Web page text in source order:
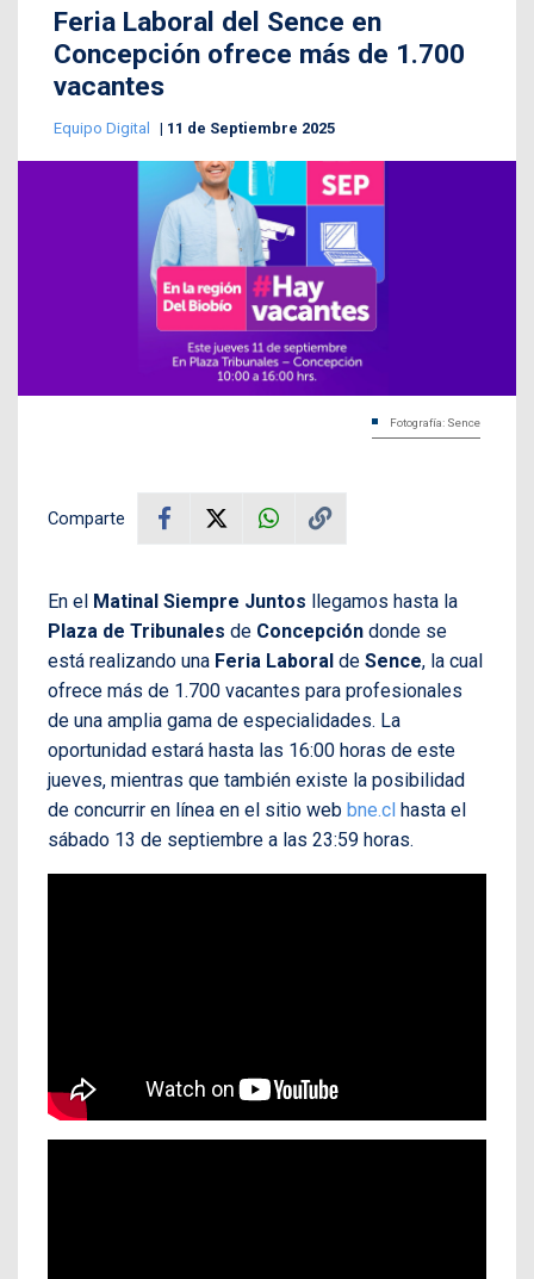
Feria Laboral del Sence en
Concepción ofrece más de 1.700
vacantes
Equipo Digital 11 de Septiembre 2025
Fotografía: Sence
Comparte
En el Matinal Siempre Juntos llegamos hasta la
Plaza de Tribunales de Concepción donde se
está realizando una Feria Laboral de Sence, la cual
ofrece más de 1.700 vacantes para profesionales
de una amplia gama de especialidades. La
oportunidad estará hasta las 16:00 horas de este
jueves, mientras que también existe la posibilidad
de concurrir en línea en el sitio web bne.cl hasta el
sábado 13 de septiembre a las 23:59 horas.